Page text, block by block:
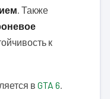
. Также
к
в GTA 6.